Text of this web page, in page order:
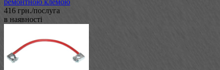
ремонтною клемою
416 грн./послуга
в наявності